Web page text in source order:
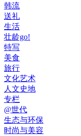
韩流
送礼
生活
壮龄go!
特写
美食
旅行
文化艺术
人文史地
专栏
@世代
生态与环保
时尚与美容